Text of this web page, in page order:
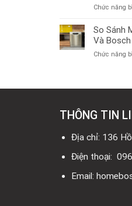
Chức năng
So Sánh
Và Bosch
Chức năng
THÔNG TIN
Địa chỉ: 136
Điện thoại:
Email: